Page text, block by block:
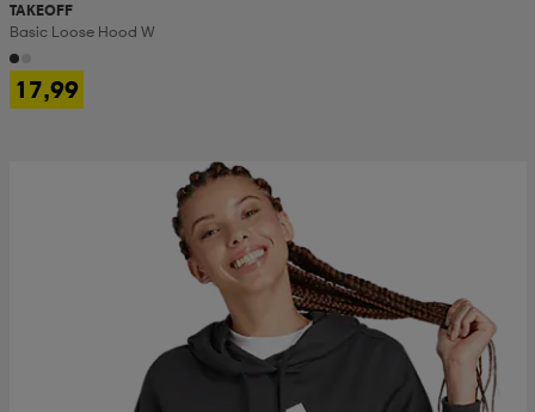
TAKEOFF
Basic Loose Hood W
17,99